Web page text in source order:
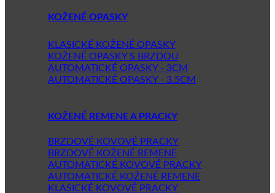
KOŽENÉ OPASKY
KLASICKÉ KOŽENÉ OPASKY
KOŽENÉ OPASKY S BRZDOU
AUTOMATICKÉ OPASKY - 3CM
AUTOMATICKÉ OPASKY - 3.5CM
KOŽENÉ REMENE A PRACKY
BRZDOVÉ KOVOVÉ PRACKY
BRZDOVÉ KOŽENÉ REMENE
AUTOMATICKÉ KOVOVÉ PRACKY
AUTOMATICKÉ KOŽENÉ REMENE
KLASICKÉ KOVOVÉ PRACKY